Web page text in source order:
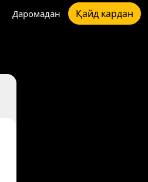
Даромадан Қайд кардан